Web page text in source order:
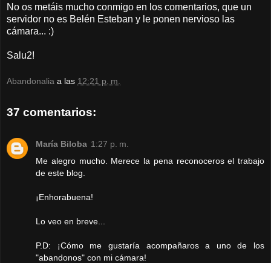
No os metáis mucho conmigo en los comentarios, que un
servidor no es Belén Esteban y le ponen nervioso las
cámara... :)
Salu2!
Abandonalia a las 12:21 p. m.
37 comentarios:
María Biloba 1:27 p. m.
Me alegro mucho. Merece la pena reconoceros el trabajo
de este blog.
¡Enhorabuena!
Lo veo en breve...
P.D: ¡Cómo me gustaría acompañaros a uno de los
"abandonos" con mi cámara!